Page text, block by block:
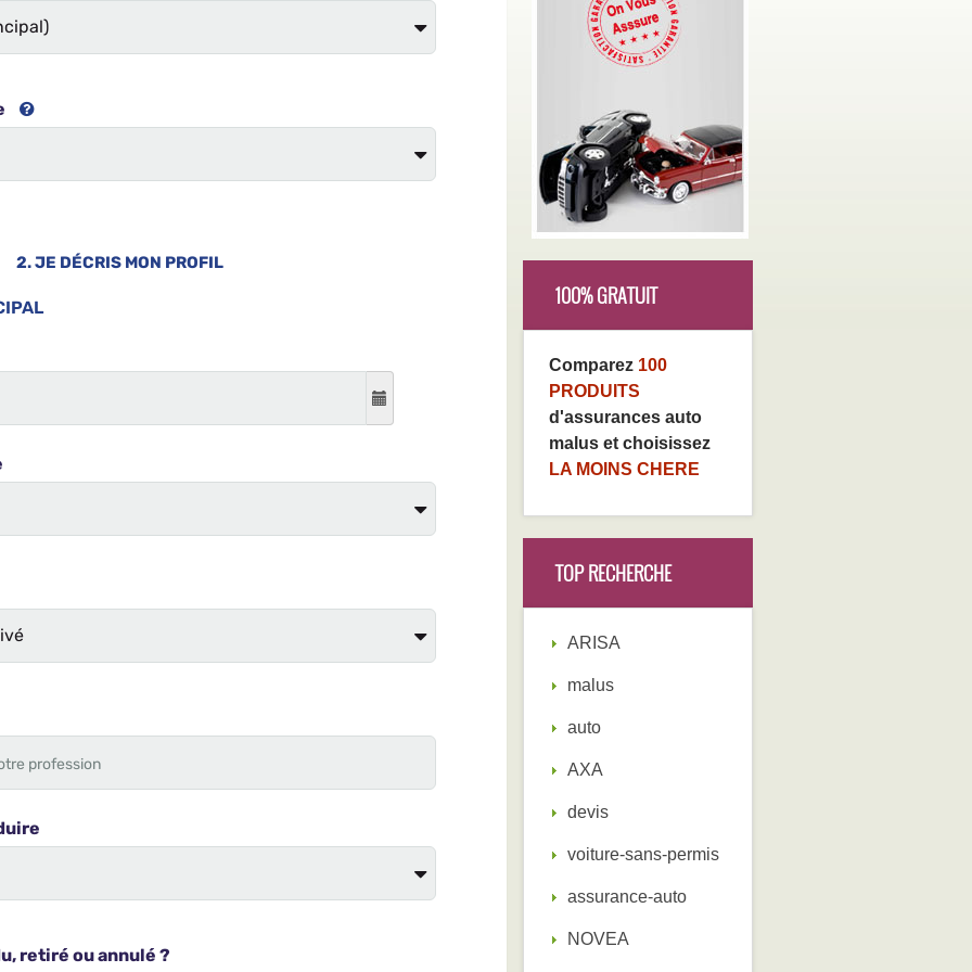
100% GRATUIT
Comparez 100
PRODUITS
d'assurances auto
malus et choisissez
LA MOINS CHERE
TOP RECHERCHE
ARISA
malus
auto
AXA
devis
voiture-sans-permis
assurance-auto
NOVEA